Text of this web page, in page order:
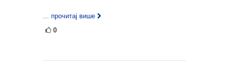
... прочитај више
0